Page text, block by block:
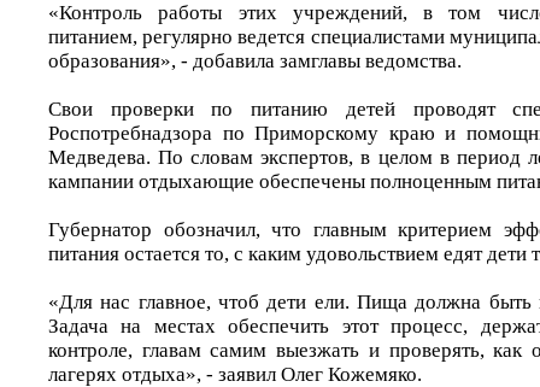
«Контроль работы этих учреждений, в том
питанием, регулярно ведется специалистами
образования», - добавила замглавы ведомства.
Свои проверки по питанию детей проводят
Роспотребнадзора по Приморскому краю и
Медведева. По словам экспертов, в целом в период
кампании отдыхающие обеспечены полноценным
Губернатор обозначил, что главным критерием
питания остается то, с каким удовольствием едят
«Для нас главное, чтоб дети ели. Пища должна быть
Задача на местах обеспечить этот процесс,
контроле, главам самим выезжать и проверять, как
лагерях отдыха», - заявил Олег Кожемяко.